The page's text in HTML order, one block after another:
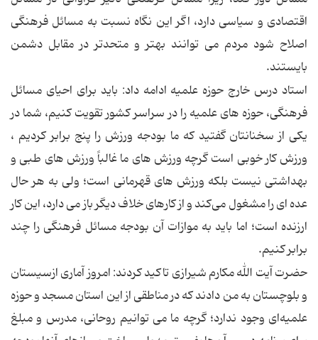
اقتصادی و سیاسی دارد، اگر این نگاه نسبت به مسائل فرهنگی
اصلاح شود مردم می توانند بهتر و متحدتر در مقابل دشمن
بایستند.
استاد درس خارج حوزه علمیه ادامه داد: باید برای احیای مسائل
فرهنگی، حوزه های علمیه را در سراسر کشور تقویت کنیم، شما در
یکی از سخنانتان گفتید که ما بودجه ورزش را پنج برابر کردیم ،
ورزش کار خوبی است گرچه ورزش های ما غالباً ورزش های طبی و
بهداشتی نیست بلکه ورزش های قهرمانی است؛ ولی به هر حال
عده ای را مشغول می‌کند و از کارهای خلاف دیگر باز می دارد، این کار
ارزنده است؛ اما باید به موازات آن بودجه مسائل فرهنگی را چند
برابر کنیم.
حضرت آیت الله مکارم شیرازی تاکید کردند: امروز آماری ازسیستان
و بلوچستان به من دادند که در مناطقی از این استان مسجد و حوزه
علمیه‌ای وجود ندارد؛ گرچه ما می توانیم روحانی، مدرس و مبلغ